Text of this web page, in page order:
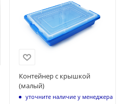
Контейнер с крышкой
(малый)
уточните наличие у менеджера